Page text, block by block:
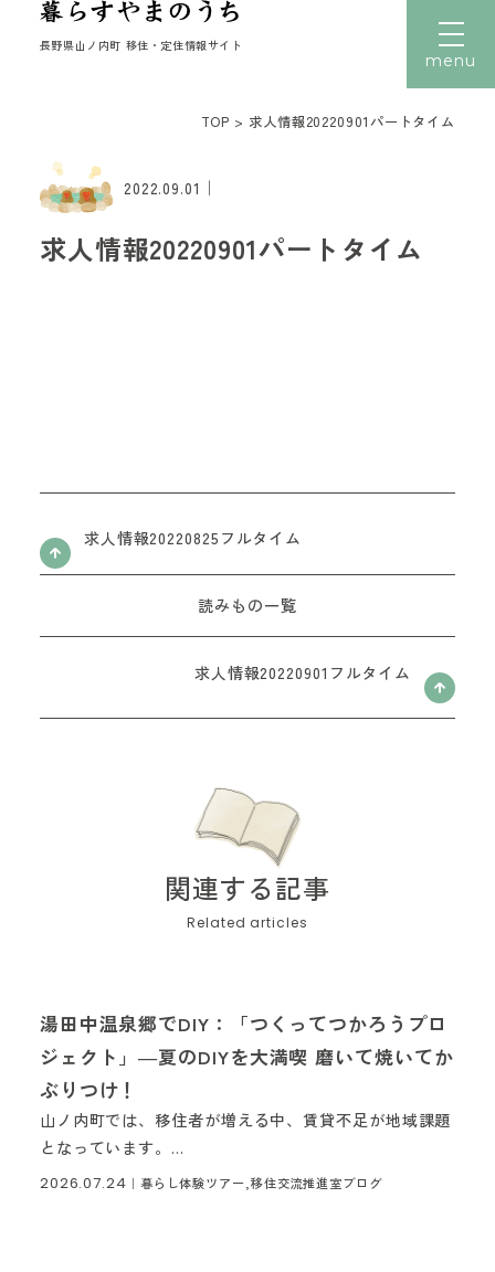
長野県山ノ内町 移住・定住情報サイト
文字サイズ 小 中 大
働く
お問い合わせフォーム
menu
TOP > 求人情報20220901パートタイム
2022.09.01 ｜
求人情報20220901パートタイム
求人情報20220825フルタイム
読みもの一覧
求人情報20220901フルタイム
関連する記事
湯田中温泉郷でDIY：「つくってつかろうプロ
ジェクト」―夏のDIYを大満喫 磨いて焼いてか
ぶりつけ！
山ノ内町では、移住者が増える中、賃貸不足が地域課題
となっています。...
2026.07.24 ｜ 暮らし体験ツアー,移住交流推進室ブログ